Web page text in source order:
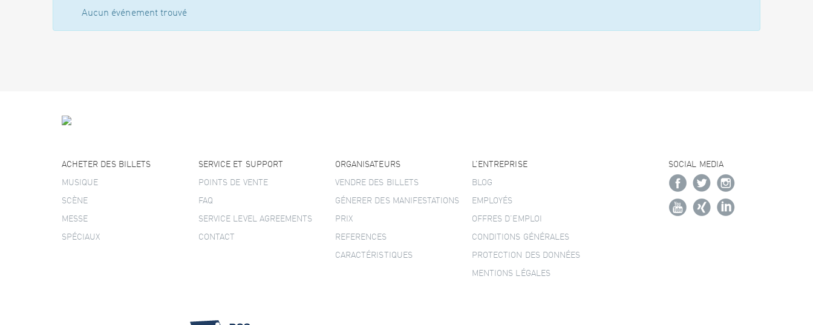
Aucun événement trouvé
ACHETER DES BILLETS
MUSIQUE
SCÈNE
MESSE
SPÉCIAUX
SERVICE ET SUPPORT
POINTS DE VENTE
FAQ
SERVICE LEVEL AGREEMENTS
CONTACT
ORGANISATEURS
VENDRE DES BILLETS
GÉNERER DES MANIFESTATIONS
PRIX
REFERENCES
CARACTÉRISTIQUES
L’ENTREPRISE
BLOG
EMPLOYÉS
OFFRES D’EMPLOI
CONDITIONS GÉNÉRALES
PROTECTION DES DONNÉES
MENTIONS LÉGALES
SOCIAL MEDIA